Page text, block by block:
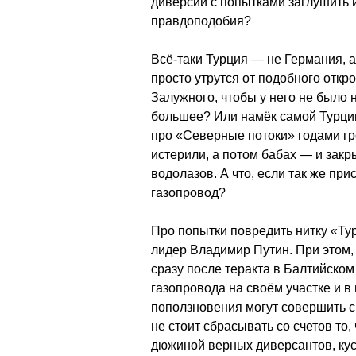
правдоподобия?
Всё-таки Турция — не Германия,
просто утрутся от подобного
Залужного, чтобы у него не было
большее? Или намёк самой
про «Северные потоки» годами
истерили, а потом бабах — и
водолазов. А что, если так же
газопровод?
Про попытки повредить нитку
лидер Владимир Путин. При
сразу после теракта в
газопровода на своём участке и
поползновения могут
не стоит сбрасывать со счетов
дюжиной верных диверсантов,